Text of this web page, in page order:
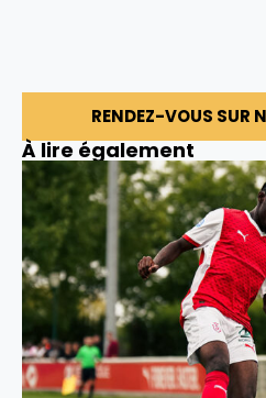
RENDEZ-VOUS SUR
À lire également